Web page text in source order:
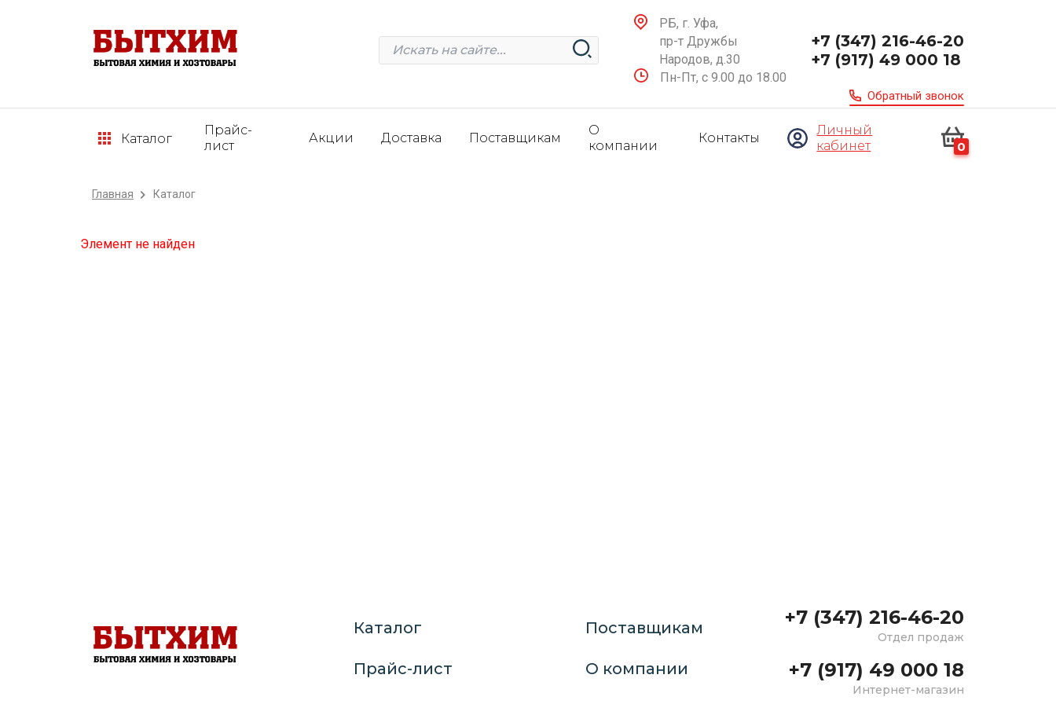
РБ, г. Уфа,
пр-т Дружбы
Народов, д.30
Пн-Пт, с 9.00 до 18.00
+7 (347) 216-46-20
+7 (917) 49 000 18
Обратный звонок
Каталог
Прайс-
лист
Акции Доставка Поставщикам
О
компании
Контакты
Личный
кабинет
0
Главная Каталог
Элемент не найден
Каталог
Прайс-лист
Поставщикам
О компании
+7 (347) 216-46-20
Отдел продаж
+7 (917) 49 000 18
Интернет-магазин